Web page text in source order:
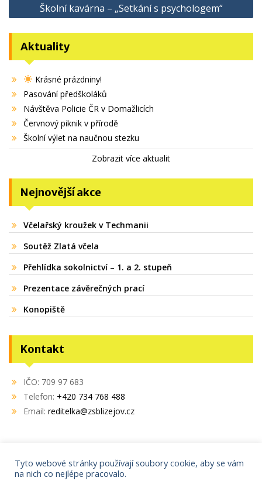
příspěvekŠkolní kavárna – „Setkání s psychologem“
Aktuality
Krásné prázdniny!
Pasování předškoláků
Návštěva Policie ČR v Domažlicích
Červnový piknik v přírodě
Školní výlet na naučnou stezku
Zobrazit více aktualit
Nejnovější akce
Včelařský kroužek v Techmanii
Soutěž Zlatá včela
Přehlídka sokolnictví – 1. a 2. stupeň
Prezentace závěrečných prací
Konopiště
Kontakt
IČO: 709 97 683
Telefon: +420 734 768 488
Email: reditelka@zsblizejov.cz
Tyto webové stránky používají soubory cookie, aby se vám
na nich co nejlépe pracovalo.